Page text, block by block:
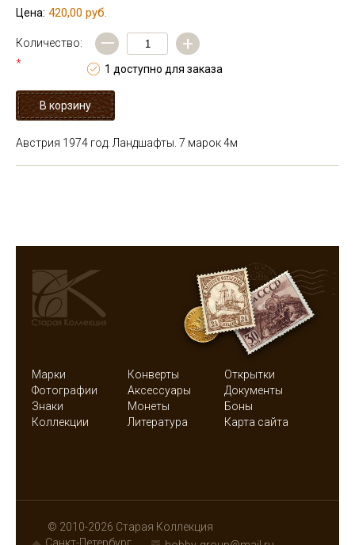
Цена: 420,00 руб.
Количество:
*
— +
1 доступно для заказа
Австрия 1974 год. Ландшафты. 7 марок4м
Марки Конверты
Открытки
Фотографии
Аксессуары
Документы
Знаки
Монеты
Боны
Коллекции
Литература Карта сайта
© 2010-2026 Старая Коллекция